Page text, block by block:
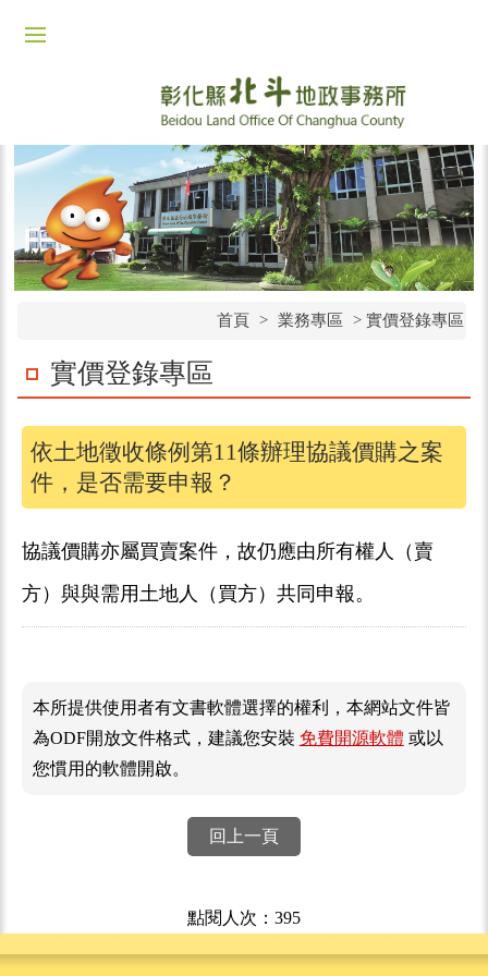
首頁 > 業務專區 > 實價登錄專區
實價登錄專區
依土地徵收條例第11條辦理協議價購之案
件，是否需要申報？
協議價購亦屬買賣案件，故仍應由所有權人（賣
方）與與需用土地人（買方）共同申報。
本所提供使用者有文書軟體選擇的權利，本網站文件皆
為ODF開放文件格式，建議您安裝 免費開源軟體 或以
您慣用的軟體開啟。
回上一頁
點閱人次：395